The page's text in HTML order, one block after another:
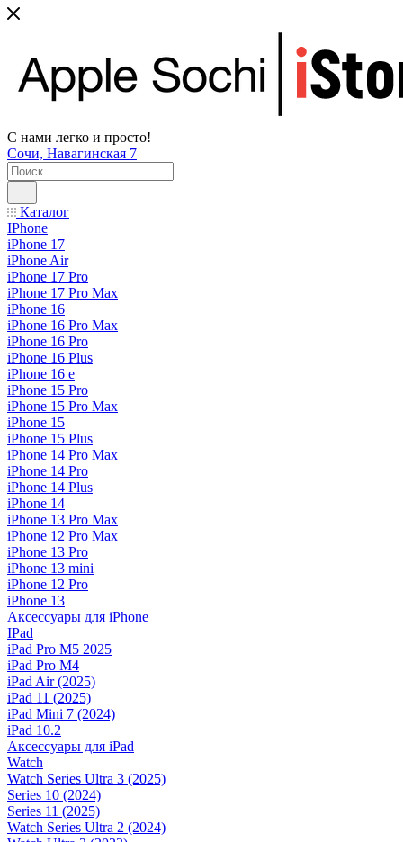
С нами легко и просто!
Сочи, Навагинская 7
Каталог
IPhone
iPhone 17
iPhone Air
iPhone 17 Pro
iPhone 17 Pro Max
iPhone 16
iPhone 16 Pro Max
iPhone 16 Pro
iPhone 16 Plus
iPhone 16 e
iPhone 15 Pro
iPhone 15 Pro Max
iPhone 15
iPhone 15 Plus
iPhone 14 Pro Max
iPhone 14 Pro
iPhone 14 Plus
iPhone 14
iPhone 13 Pro Max
iPhone 12 Pro Max
iPhone 13 Pro
iPhone 13 mini
iPhone 12 Pro
iPhone 13
Аксессуары для iPhone
IPad
iPad Pro M5 2025
iPad Pro M4
iPad Air (2025)
iPad 11 (2025)
iPad Mini 7 (2024)
iPad 10.2
Аксессуары для iPad
Watch
Watch Series Ultra 3 (2025)
Series 10 (2024)
Series 11 (2025)
Watch Series Ultra 2 (2024)